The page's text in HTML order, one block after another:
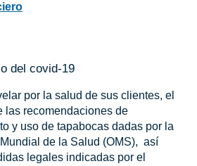
del covid-19
por la salud de sus clientes, el
las recomendaciones de
y uso de tapabocas dadas por la
de la Salud (OMS), así
legales indicadas por el